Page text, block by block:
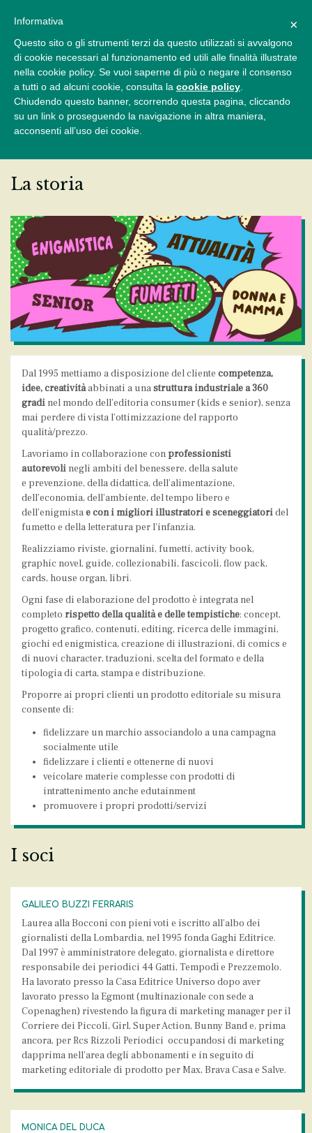
Chi siamo
La storia
Dal 1995 mettiamo a disposizione del cliente competenza,
idee, creativitàabbinati a unastruttura industriale a 360
gradi nel mondo dell’editoria consumer (kids e senior), senza
mai perdere di vista l’ottimizzazione del rapporto
qualità/prezzo.
Lavoriamo in collaborazione con professionisti
autorevoli negli ambiti del benessere, della salute
e prevenzione, della didattica, dell’alimentazione,
dell’economia, dell’ambiente, del tempo libero e
dell’enigmistae con i migliori illustratori e sceneggiatoridel
fumetto e della letteratura per l’infanzia.
Realizziamo riviste, giornalini, fumetti, activity book,
graphic novel, guide, collezionabili, fascicoli, flow pack,
cards, house organ, libri.
Ogni fase di elaborazione del prodotto è integrata nel
completo rispetto della qualità e delle tempistiche: concept,
progetto grafico, contenuti, editing, ricerca delle immagini,
giochi ed enigmistica, creazione di illustrazioni, di comics e
di nuovi character, traduzioni, scelta del formato e della
tipologia di carta, stampa e distribuzione.
Proporre ai propri clienti un prodotto editoriale su misura
consente di:
fidelizzare un marchio associandolo a una campagna
socialmente utile
fidelizzare i clienti e ottenerne di nuovi
veicolare materie complesse con prodotti di
intrattenimento anche edutainment
promuovere i propri prodotti/servizi
I soci
GALILEO BUZZI FERRARIS
Laurea alla Bocconi con pieni voti e iscritto all’albo dei
giornalisti della Lombardia, nel 1995 fonda Gaghi Editrice.
Dal 1997 è amministratore delegato, giornalista e direttore
responsabile dei periodici 44 Gatti, Tempodì e Prezzemolo.
Ha lavorato presso la Casa Editrice Universo dopo aver
lavorato presso la Egmont (multinazionale con sede a
Copenaghen) rivestendo la figura di marketing manager per il
Corriere dei Piccoli, Girl, Super Action, Bunny Band e, prima
ancora, per Rcs Rizzoli Periodici occupandosi di marketing
dapprima nell’area degli abbonamenti e in seguito di
marketing editoriale di prodotto per Max, Brava Casa e Salve.
MONICA DEL DUCA
×
Informativa
Questo sito o gli strumenti terzi da questo utilizzati si avvalgono
di cookie necessari al funzionamento ed utili alle finalità illustrate
nella cookie policy. Se vuoi saperne di più o negare il consenso
a tutti o ad alcuni cookie, consulta la cookie policy
Chiudendo questo banner, scorrendo questa pagina, cliccando
su un link o proseguendo la navigazione in altra maniera,
acconsenti all’uso dei cookie.